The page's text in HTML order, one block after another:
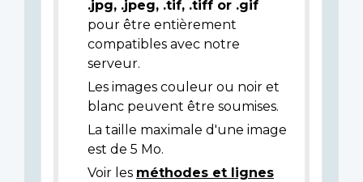
.jpg, .jpeg, .tif, .tiff or .gif
pour être entièrement
compatibles avec notre
serveur.
Les images couleur ou noir et
blanc peuvent être soumises.
La taille maximale d'une image
est de 5 Mo.
Voir les méthodes et lignes